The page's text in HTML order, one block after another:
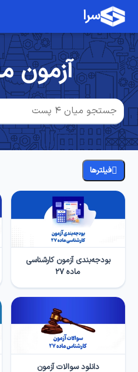
سرا
آزمون
فیلترها
بودجه‌بندی آزمون کارشناسی
ماده ۲۷
دانلود سوالات آزمون